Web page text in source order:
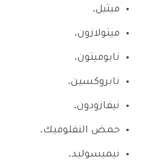
ميثيل.
ميتولازون.
نابوميتون.
نابروكسين.
نيفازودون.
حمض النفلوميك.
نيميسوليد.